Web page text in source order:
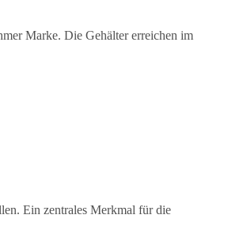
Marke. Die Gehälter erreichen im
Ein zentrales Merkmal für die